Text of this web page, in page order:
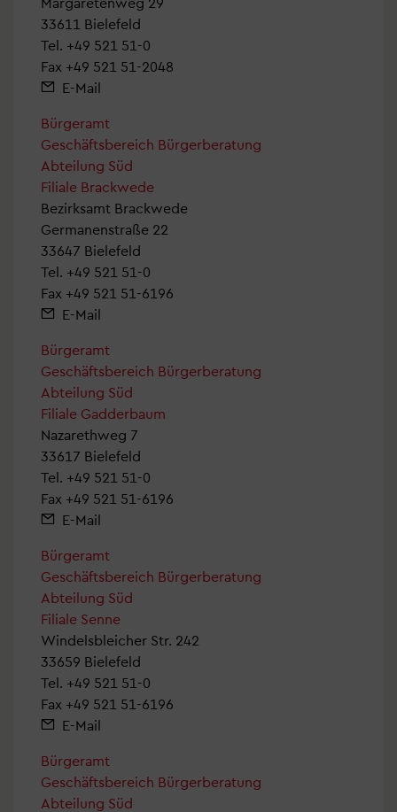
33611 Bielefeld
Tel. +49 521 51-0
Fax +49 521 51-2048
E-Mail
Bürgeramt
Geschäftsbereich Bürgerberatung
Abteilung Süd
Filiale Brackwede
Bezirksamt Brackwede
Germanenstraße 22
33647 Bielefeld
Tel. +49 521 51-0
Fax +49 521 51-6196
E-Mail
Bürgeramt
Geschäftsbereich Bürgerberatung
Abteilung Süd
Filiale Gadderbaum
Nazarethweg 7
33617 Bielefeld
Tel. +49 521 51-0
Fax +49 521 51-6196
E-Mail
Bürgeramt
Geschäftsbereich Bürgerberatung
Abteilung Süd
Filiale Senne
Windelsbleicher Str. 242
33659 Bielefeld
Tel. +49 521 51-0
Fax +49 521 51-6196
E-Mail
Bürgeramt
Geschäftsbereich Bürgerberatung
Abteilung Süd